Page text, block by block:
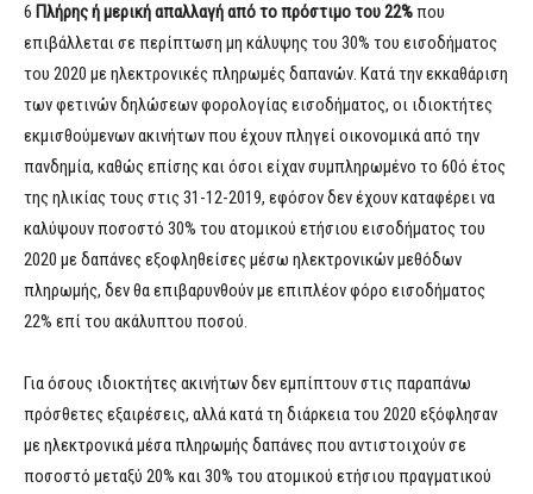
6 Πλήρης ή μερική απαλλαγή από το πρόστιμο του 22%που
επιβάλλεται σε περίπτωση μη κάλυψης του 30% του εισοδήματος
του 2020 με ηλεκτρονικές πληρωμές δαπανών. Κατά την εκκαθάριση
των φετινών δηλώσεων φορολογίας εισοδήματος, οι ιδιοκτήτες
εκμισθούμενων ακινήτων που έχουν πληγεί οικονομικά από την
πανδημία, καθώς επίσης και όσοι είχαν συμπληρωμένο το 60ό έτος
της ηλικίας τους στις 31-12-2019, εφόσον δεν έχουν καταφέρει να
καλύψουν ποσοστό 30% του ατομικού ετήσιου εισοδήματος του
2020 με δαπάνες εξοφληθείσες μέσω ηλεκτρονικών μεθόδων
πληρωμής, δεν θα επιβαρυνθούν με επιπλέον φόρο εισοδήματος
22% επί του ακάλυπτου ποσού.
Για όσους ιδιοκτήτες ακινήτων δεν εμπίπτουν στις παραπάνω
πρόσθετες εξαιρέσεις, αλλά κατά τη διάρκεια του 2020 εξόφλησαν
με ηλεκτρονικά μέσα πληρωμής δαπάνες που αντιστοιχούν σε
ποσοστό μεταξύ 20% και 30% του ατομικού ετήσιου πραγματικού